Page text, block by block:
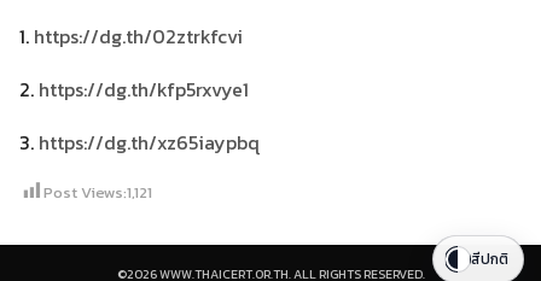
1. https://dg.th/02ztrkfcvi
2. https://dg.th/kfp5rxvye1
3. https://dg.th/xz65iaypbq
Post Views:1,121
©2026 WWW.THAICERT.OR.TH. ALL RIGHTS RESERVED.
สีปกติ